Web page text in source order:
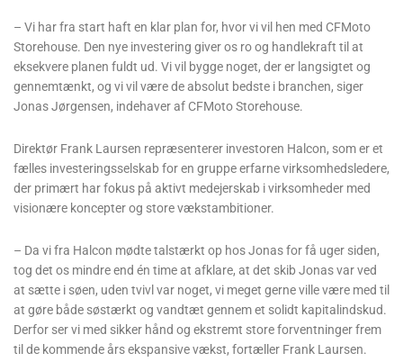
– Vi har fra start haft en klar plan for, hvor vi vil hen med CFMoto
Storehouse. Den nye investering giver os ro og handlekraft til at
eksekvere planen fuldt ud. Vi vil bygge noget, der er langsigtet og
gennemtænkt, og vi vil være de absolut bedste i branchen, siger
Jonas Jørgensen, indehaver af CFMoto Storehouse.
Direktør Frank Laursen repræsenterer investoren Halcon, som er et
fælles investeringsselskab for en gruppe erfarne virksomhedsledere,
der primært har fokus på aktivt medejerskab i virksomheder med
visionære koncepter og store vækstambitioner.
– Da vi fra Halcon mødte talstærkt op hos Jonas for få uger siden,
tog det os mindre end én time at afklare, at det skib Jonas var ved
at sætte i søen, uden tvivl var noget, vi meget gerne ville være med til
at gøre både søstærkt og vandtæt gennem et solidt kapitalindskud.
Derfor ser vi med sikker hånd og ekstremt store forventninger frem
til de kommende års ekspansive vækst, fortæller Frank Laursen.